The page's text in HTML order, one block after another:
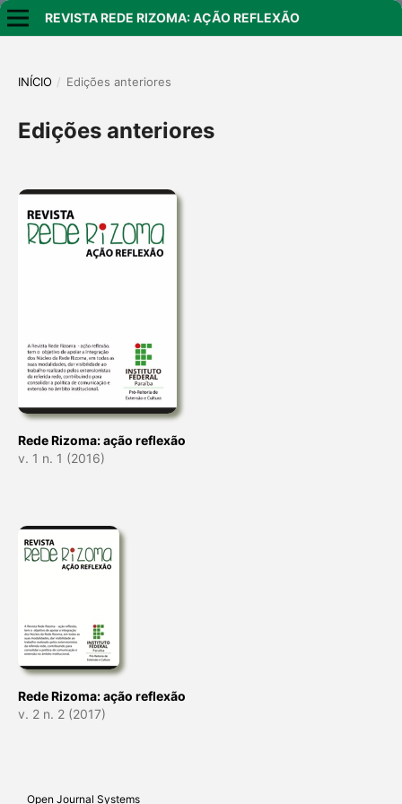
REVISTA REDE RIZOMA: AÇÃO REFLEXÃO
INÍCIO / Edições anteriores
Edições anteriores
Rede Rizoma: ação reflexão
v. 1 n. 1 (2016)
Rede Rizoma: ação reflexão
v. 2 n. 2 (2017)
Open Journal Systems